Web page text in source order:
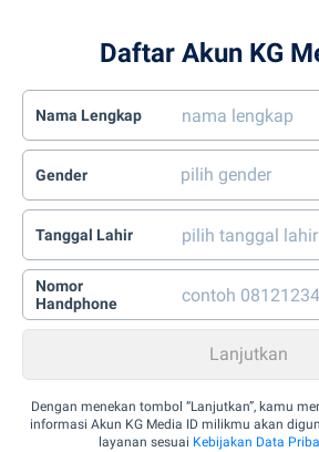
Daftar Akun KG
Nama Lengkap
Gender
Tanggal Lahir
Nomor
Handphone
Dengan menekan tombol “Lanjutkan”, kamu
informasi Akun KG Media ID milikmu akan
layanan sesuai Kebijakan Data